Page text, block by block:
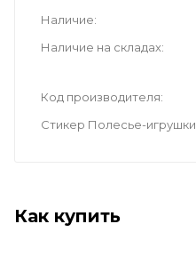
Наличие
Наличие на складах
Код производителя
Стикер Полесье-игрушки
Как купить